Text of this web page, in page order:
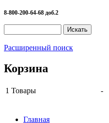
8-800-200-64-68 доб.2
Расширенный поиск
Корзина
1 Товары -
Главная